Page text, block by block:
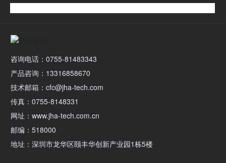
咨询电话：0755-81483343
产品咨询：13316858670
技术邮箱：cfc@jha-tech.com
传真：0755-8148331
网址：www.jha-tech.com.cn
邮编：518000
地址：深圳市龙华区颐丰华创新产业园1栋5楼